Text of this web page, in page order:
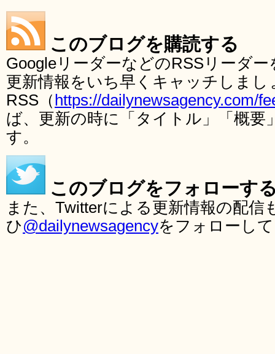
このブログを購読する
GoogleリーダーなどのRSSリーダ
更新情報をいち早くキャッチしま
RSS（ https://dailynewsagency.com/
ば、更新の時に「タイトル」「概要
す。
このブログをフォローす
また、Twitterによる更新情報の配
ひ@dailynewsagencyをフォローし